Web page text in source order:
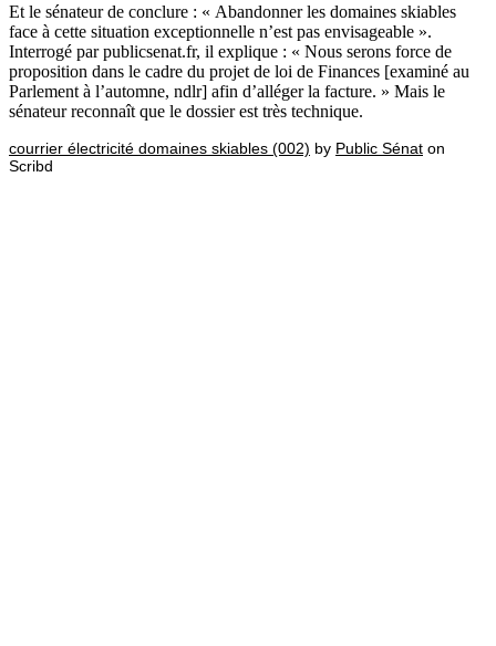
Et le sénateur de conclure : « Abandonner les domaines skiables
face à cette situation exceptionnelle n’est pas envisageable ».
Interrogé par publicsenat.fr, il explique : « Nous serons force de
proposition dans le cadre du projet de loi de Finances [examiné au
Parlement à l’automne, ndlr] afin d’alléger la facture. » Mais le
sénateur reconnaît que le dossier est très technique.
courrier électricité domaines skiables (002) by Public Sénat on
Scribd